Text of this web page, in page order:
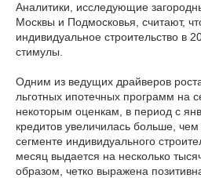
Аналитики, исследующие
Москвы и Подмосковья, считают,
индивидуальное строительство в
стимулы.
Одним из ведущих драйверов
льготных ипотечных программ на
некоторым оценкам, в период с
кредитов увеличилась больше,
сегменте индивидуального
месяц выдается на несколько
образом, четко выражена